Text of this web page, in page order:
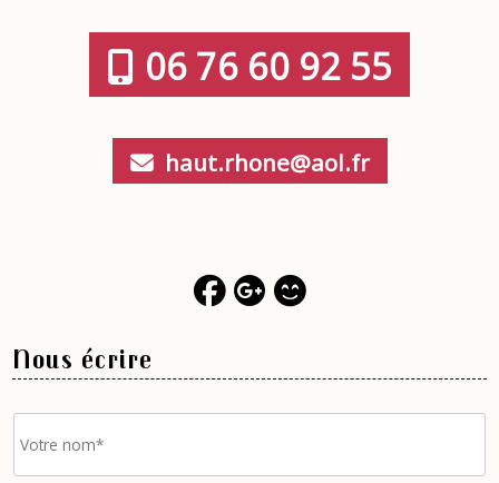
06 76 60 92 55
haut.rhone@aol.fr
Nous écrire